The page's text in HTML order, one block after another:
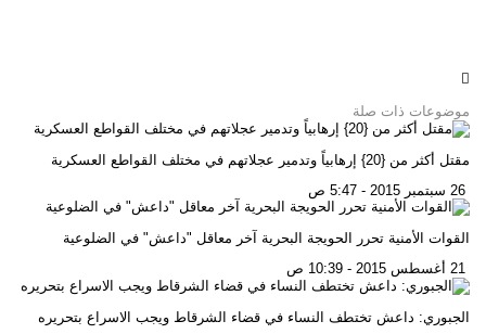
موضوعات ذات صلة
مقتل أكثر من {20} إرهابياً وتدمير عجلاتهم في مختلف القواطع العسكرية
القوات الأمنية تحرر الحويجة البحرية آخر معاقل "داعش" في الضلوعية
الجبوري: داعش تختطف النساء في قضاء الشرقاط ويجب الاسراع بتحريره